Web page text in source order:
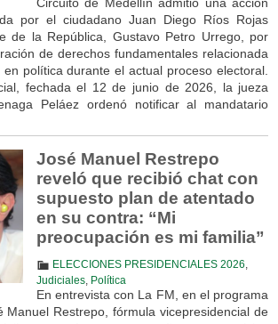
por el ciudadano Juan Diego Ríos Rojas
de la República, Gustavo Petro Urrego, por
de derechos fundamentales relacionada
política durante el actual proceso electoral.
fechada el 12 de junio de 2026, la jueza
Peláez ordenó notificar al mandatario
José Manuel Restrepo
reveló que recibió chat con
supuesto plan de atentado
en su contra: “Mi
preocupación es mi familia”
ELECCIONES PRESIDENCIALES 2026
Judiciales, Política
En entrevista con La FM, en el programa
Manuel Restrepo, fórmula vicepresidencial de